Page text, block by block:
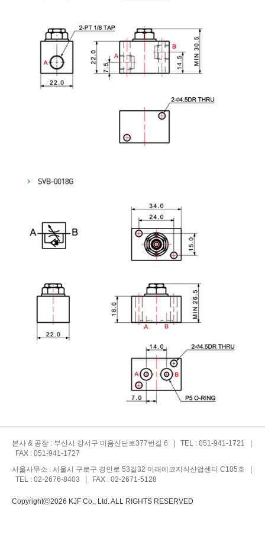
본사 & 공장 : 부산시 강서구 미음산단로377번길 6 | TEL : 051-941-1721 |
FAX : 051-941-1727
서울사무소 : 서울시 구로구 경인로 53길32 미래에코지식산업센터 C105호 |
TEL : 02-2676-8403 | FAX : 02-2671-5128
Copyrightⓒ2026 KJF Co., Ltd. ALL RIGHTS RESERVED